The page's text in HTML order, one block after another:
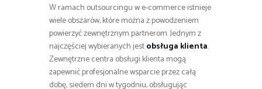
W ramach outsourcingu w e-commerce istnieje
wiele obszarów, które można z powodzeniem
powierzyć zewnętrznym partnerom. Jednym z
najczęściej wybieranych jestobsługa klienta.
Zewnętrzne centra obsługi klienta mogą
zapewnić profesjonalne wsparcie przez całą
dobę, siedem dni w tygodniu, obsługując